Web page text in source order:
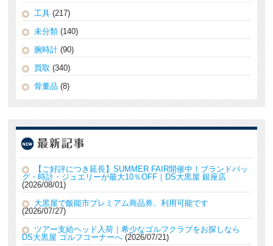
工具 (217)
未分類 (140)
腕時計 (90)
買取 (340)
骨董品 (8)
【ご好評につき延長】SUMMER FAIR開催中！ブランドバッ
グ・時計・ジュエリーが最大10％OFF｜DS大黒屋 銀座店
2026/08/01
大黒屋で飯能市プレミアム商品券、利用可能です
2026/07/27
ツアー支給ヘッド入荷｜希少なゴルフクラブをお探しなら
DS大黒屋 ゴルフコーナーへ 2026/07/21